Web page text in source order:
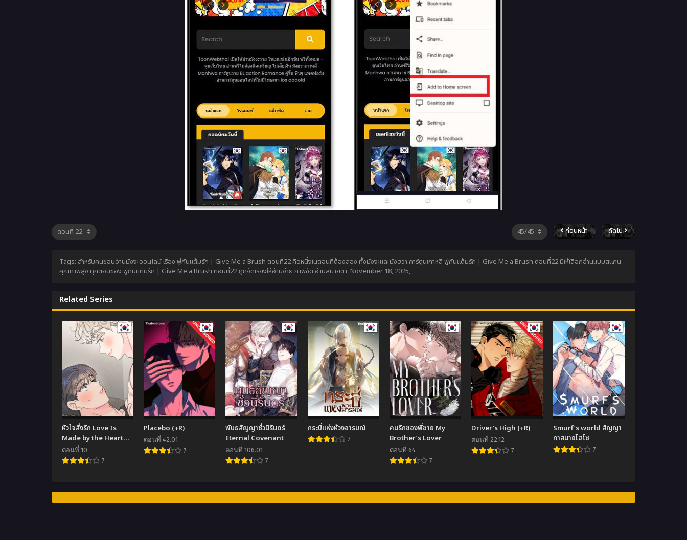
ก่อนหน้า ถัดไป
Tags: สำหรับคนชอบอ่านมังงะออนไลน์ เรื่อง พู่กันแต้มรัก | Give Me a Brush ตอนที่22 คือหนึ่งในตอนที่ต้องลอง ทั้งมังงะและมังฮวา การ์ตูนเกาหลี พู่กันแต้มรัก | Give Me a Brush ตอนที่22 มีให้เลือกอ่านแบบสแกน
คุณภาพสูง ทุกตอนของ พู่กันแต้มรัก | Give Me a Brush ตอนที่22 ถูกจัดเรียงให้อ่านง่าย ภาพชัด อ่านสบายตา, November 18, 2025,
Related Series
หัวใจสั่งรัก Love Is
Made by the Heart
(R+)
ตอนที่ 10
7
Placebo (+R)
ตอนที่ 42.01
7
พันธสัญญาชั่วนิรันดร์
Eternal Covenant
ตอนที่ 106.01
7
กระบี่แห่งห้วงอารมณ์
7
คนรักของพี่ชาย My
Brother’s Lover
ตอนที่ 64
7
Driver’s High (+R)
ตอนที่ 22.12
7
Smurf’s world สัญญา
ทาสนายไฮโซ
7